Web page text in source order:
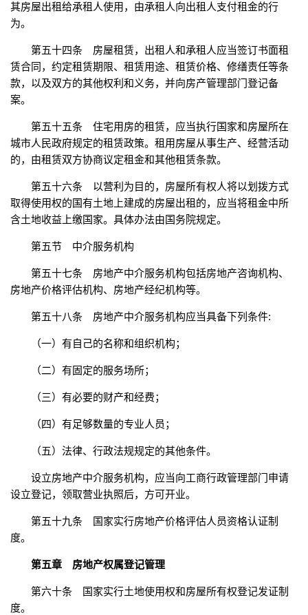
其房屋出租给承租人使用，由承租人向出租人支付租金的行
为。
第五十四条 房屋租赁，出租人和承租人应当签订书面租
赁合同，约定租赁期限、租赁用途、租赁价格、修缮责任等条
款，以及双方的其他权利和义务，并向房产管理部门登记备
案。
第五十五条 住宅用房的租赁，应当执行国家和房屋所在
城市人民政府规定的租赁政策。租用房屋从事生产、经营活动
的，由租赁双方协商议定租金和其他租赁条款。
第五十六条 以营利为目的，房屋所有权人将以划拨方式
取得使用权的国有土地上建成的房屋出租的，应当将租金中所
含土地收益上缴国家。具体办法由国务院规定。
第五节 中介服务机构
第五十七条 房地产中介服务机构包括房地产咨询机构、
房地产价格评估机构、房地产经纪机构等。
第五十八条 房地产中介服务机构应当具备下列条件:
（一）有自己的名称和组织机构；
（二）有固定的服务场所；
（三）有必要的财产和经费；
（四）有足够数量的专业人员；
（五）法律、行政法规规定的其他条件。
设立房地产中介服务机构，应当向工商行政管理部门申请
设立登记，领取营业执照后，方可开业。
第五十九条 国家实行房地产价格评估人员资格认证制
度。
第五章 房地产权属登记管理
第六十条 国家实行土地使用权和房屋所有权登记发证制
度。